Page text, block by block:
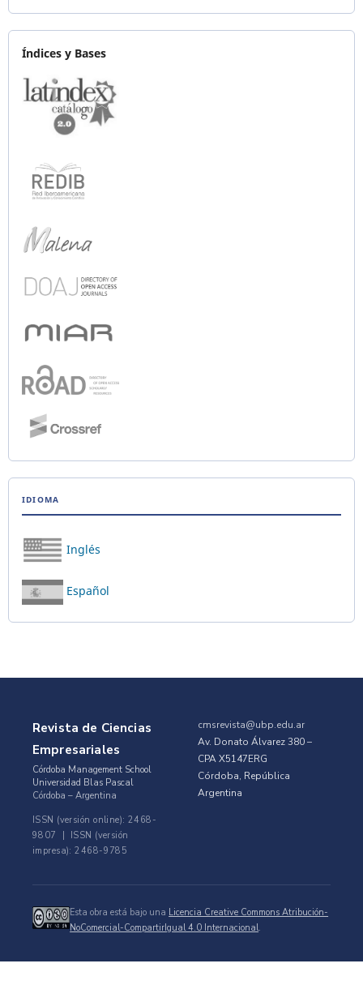
Índices y Bases
IDIOMA
Inglés
Español
Revista de Ciencias
Empresariales
Córdoba Management School
Universidad Blas Pascal
Córdoba – Argentina
ISSN (versión online): 2468-
9807 | ISSN (versión
impresa): 2468-9785
cmsrevista@ubp.edu.ar
Av. Donato Álvarez 380 –
CPA X5147ERG
Córdoba, República
Argentina
Esta obra está bajo una Licencia Creative Commons Atribución-
NoComercial-CompartirIgual 4.0 Internacional.